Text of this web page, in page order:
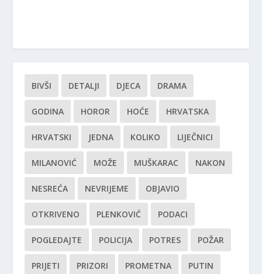
BIVŠI DETALJI DJECA DRAMA
GODINA HOROR HOĆE HRVATSKA
HRVATSKI JEDNA KOLIKO LIJEČNICI
MILANOVIĆ MOŽE MUŠKARAC NAKON
NESREĆA NEVRIJEME OBJAVIO
OTKRIVENO PLENKOVIĆ PODACI
POGLEDAJTE POLICIJA POTRES POŽAR
PRIJETI PRIZORI PROMETNA PUTIN